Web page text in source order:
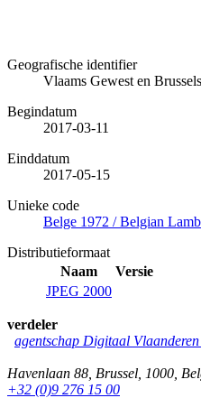
Geografische identifier
Vlaams Gewest en
Begindatum
2017-03-11
Einddatum
2017-05-15
Unieke code
Belge 1972 / Belgian
Distributieformaat
Naam
Versie
JPEG 2000
verdeler
agentschap Digitaal
Havenlaan 88 Brussel 1000
+32 (0)9 276 15 00